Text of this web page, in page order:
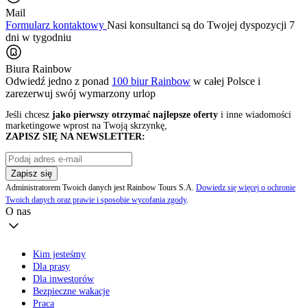
Mail
Formularz kontaktowy Nasi konsultanci są do Twojej dyspozycji 7
dni w tygodniu
Biura Rainbow
Odwiedź jedno z ponad 100 biur Rainbow w całej Polsce i
zarezerwuj swój wymarzony urlop
Jeśli chcesz jako pierwszy otrzymać najlepsze oferty i inne wiadomości
marketingowe wprost na Twoją skrzynkę,
ZAPISZ SIĘ NA NEWSLETTER:
Zapisz się
Administratorem Twoich danych jest Rainbow Tours S.A. Dowiedz się więcej o ochronie
Twoich danych oraz prawie i sposobie wycofania zgody.
O nas
Kim jesteśmy
Dla prasy
Dla inwestorów
Bezpieczne wakacje
Praca